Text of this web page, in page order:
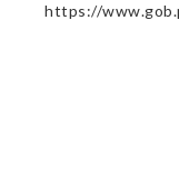
https://